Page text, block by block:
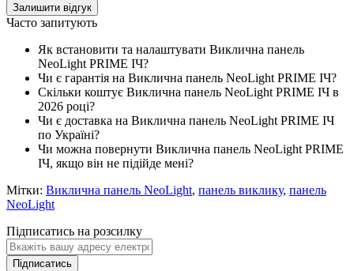
Залишити відгук
Часто запитують
Як встановити та налаштувати Виклична панель
NeoLight PRIME ІЧ?
Чи є гарантія на Виклична панель NeoLight PRIME ІЧ?
Скільки коштує Виклична панель NeoLight PRIME ІЧ в
2026 році?
Чи є доставка на Виклична панель NeoLight PRIME ІЧ
по Україні?
Чи можна повернути Виклична панель NeoLight PRIME
ІЧ, якщо він не підійде мені?
Мітки: Виклична панель NeoLight, панель виклику, панель
NeoLight
Підписатись на розсилку
Підписатись